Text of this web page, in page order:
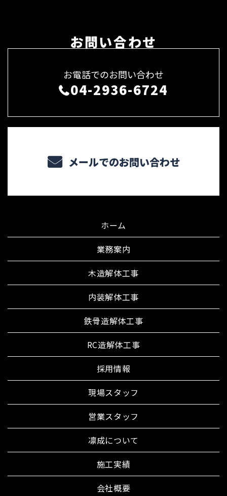
お問い合わせ
お電話でのお問い合わせ
04-2936-6724
メールでのお問い合わせ
ホーム
業務案内
木造解体工事
内装解体工事
鉄骨造解体工事
RC造解体工事
採用情報
現場スタッフ
営業スタッフ
凛成について
施工実績
会社概要